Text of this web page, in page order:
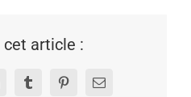
article :
TumblrPinterestEmail